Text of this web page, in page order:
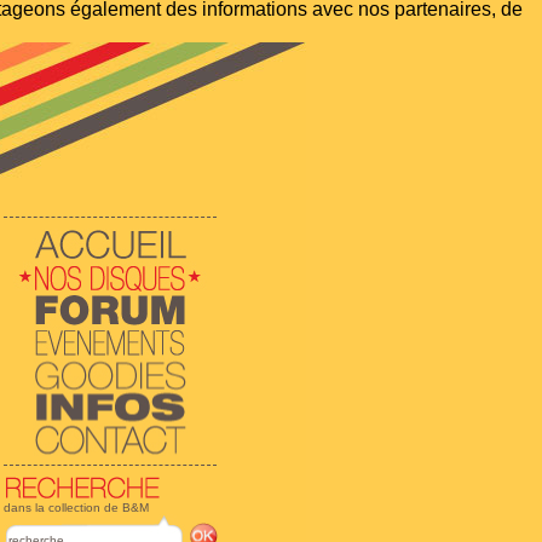
également des informations avec nos partenaires, de
dans la collection de B&M